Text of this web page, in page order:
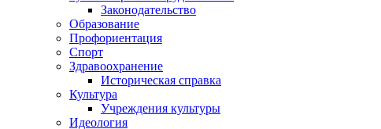
Законодательство
Образование
Профориентация
Спорт
Здравоохранение
Историческая справка
Культура
Учреждения культуры
Идеология